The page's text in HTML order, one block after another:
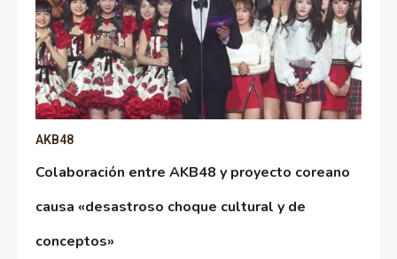
AKB48
Colaboración entre AKB48 y proyecto coreano
causa «desastroso choque cultural y de
conceptos»